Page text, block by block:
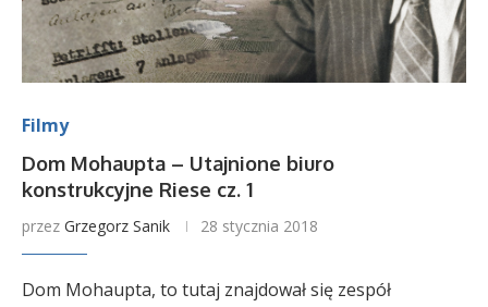
Filmy
Dom Mohaupta – Utajnione biuro
konstrukcyjne Riese cz. 1
przez Grzegorz Sanik 28 stycznia 2018
Dom Mohaupta, to tutaj znajdował się zespół